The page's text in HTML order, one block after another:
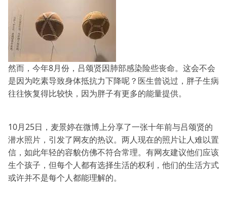
然而，今年8月份，吕颂贤因肺部感染险些丧命。这会不会
是因为吃素导致身体抵抗力下降呢？医生曾说过，胖子生病
往往恢复得比较快，因为胖子有更多的能量提供。
10月25日，麦景婷在微博上分享了一张十年前与吕颂贤的
潜水照片，引发了网友的热议。两人现在的照片让人难以置
信，如此年轻的容貌仿佛不符合常理。有网友建议他们应该
生个孩子，但每个人都有选择生活的权利，他们的生活方式
或许并不是每个人都能理解的。